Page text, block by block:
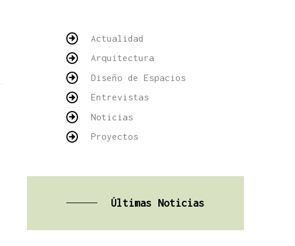
Actualidad
Arquitectura
Diseño de Espacios
Entrevistas
Noticias
Proyectos
Últimas Noticias